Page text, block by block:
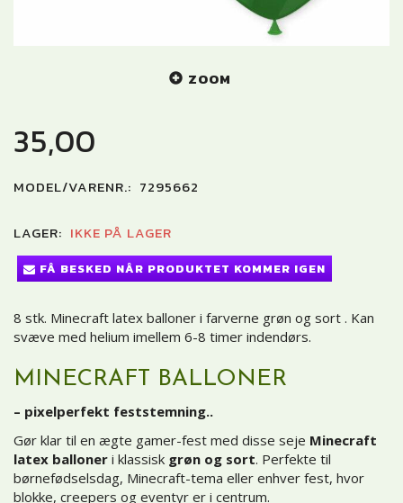
ZOOM
35,00
MODEL/VARENR.: 7295662
LAGER: IKKE PÅ LAGER
FÅ BESKED NÅR PRODUKTET KOMMER IGEN
8 stk. Minecraft latex balloner i farverne grøn og sort . Kan
svæve med helium imellem 6-8 timer indendørs.
MINECRAFT BALLONER
– pixelperfekt feststemning..
Gør klar til en ægte gamer-fest med disse seje Minecraft
latex balloner i klassisk grøn og sort. Perfekte til
børnefødselsdag, Minecraft-tema eller enhver fest, hvor
blokke, creepers og eventyr er i centrum.